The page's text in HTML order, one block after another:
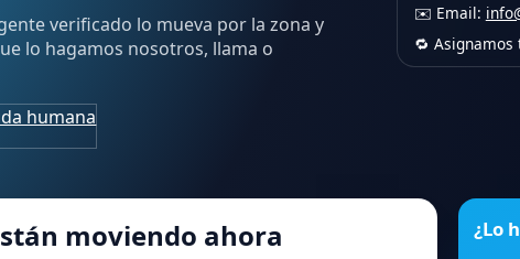
verificado lo mueva por la zona y
lo hagamos nosotros, llama o
humana
✉️ Email:
🔁
moviendo ahora ¿Lo